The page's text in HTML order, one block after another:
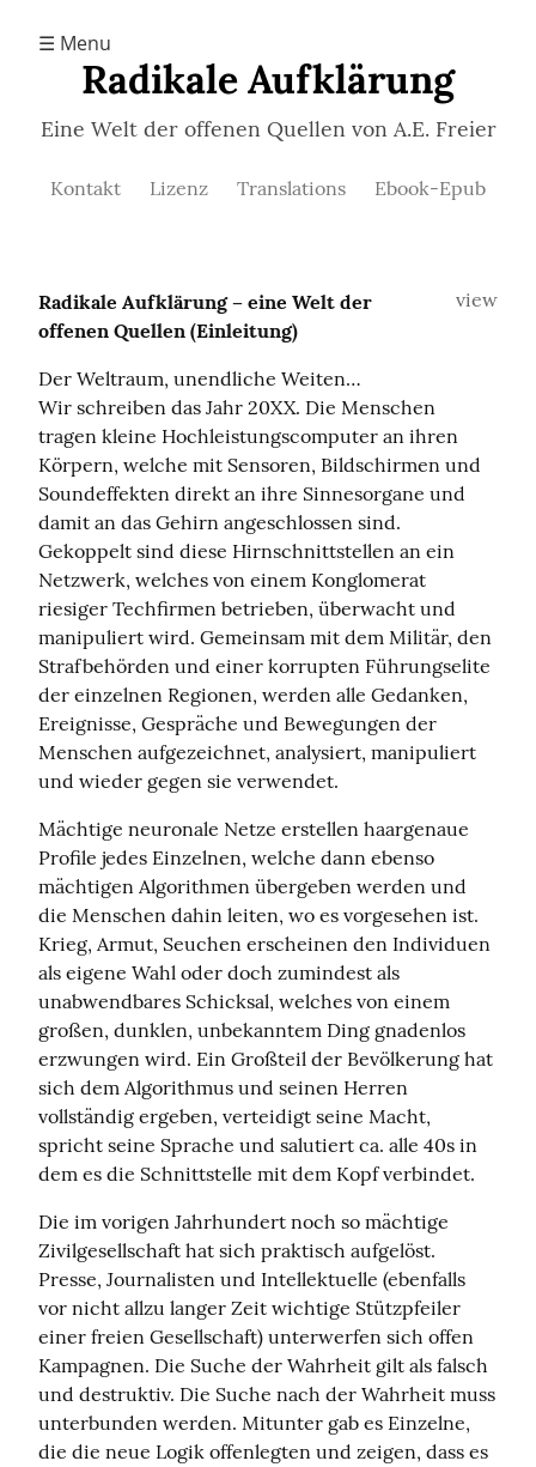
☰ Menu
Radikale Aufklärung
Eine Welt der offenen Quellen von A.E. Freier
Kontakt Lizenz Translations Ebook-Epub
view
Radikale Aufklärung – eine Welt der
offenen Quellen (Einleitung)
Der Weltraum, unendliche Weiten…
Wir schreiben das Jahr 20XX. Die Menschen
tragen kleine Hochleistungscomputer an ihren
Körpern, welche mit Sensoren, Bildschirmen und
Soundeffekten direkt an ihre Sinnesorgane und
damit an das Gehirn angeschlossen sind.
Gekoppelt sind diese Hirnschnittstellen an ein
Netzwerk, welches von einem Konglomerat
riesiger Techfirmen betrieben, überwacht und
manipuliert wird. Gemeinsam mit dem Militär, den
Strafbehörden und einer korrupten Führungselite
der einzelnen Regionen, werden alle Gedanken,
Ereignisse, Gespräche und Bewegungen der
Menschen aufgezeichnet, analysiert, manipuliert
und wieder gegen sie verwendet.
Mächtige neuronale Netze erstellen haargenaue
Profile jedes Einzelnen, welche dann ebenso
mächtigen Algorithmen übergeben werden und
die Menschen dahin leiten, wo es vorgesehen ist.
Krieg, Armut, Seuchen erscheinen den Individuen
als eigene Wahl oder doch zumindest als
unabwendbares Schicksal, welches von einem
großen, dunklen, unbekanntem Ding gnadenlos
erzwungen wird. Ein Großteil der Bevölkerung hat
sich dem Algorithmus und seinen Herren
vollständig ergeben, verteidigt seine Macht,
spricht seine Sprache und salutiert ca. alle 40s in
dem es die Schnittstelle mit dem Kopf verbindet.
Die im vorigen Jahrhundert noch so mächtige
Zivilgesellschaft hat sich praktisch aufgelöst.
Presse, Journalisten und Intellektuelle (ebenfalls
vor nicht allzu langer Zeit wichtige Stützpfeiler
einer freien Gesellschaft) unterwerfen sich offen
Kampagnen. Die Suche der Wahrheit gilt als falsch
und destruktiv. Die Suche nach der Wahrheit muss
unterbunden werden. Mitunter gab es Einzelne,
die die neue Logik offenlegten und zeigen, dass es